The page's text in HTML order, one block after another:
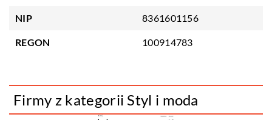
NIP 8361601156
REGON 100914783
Firmy z kategorii Styl i moda